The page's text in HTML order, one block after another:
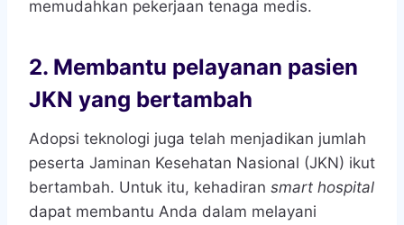
memudahkan pekerjaan tenaga medis.
2. Membantu pelayanan pasien
JKN yang bertambah
Adopsi teknologi juga telah menjadikan jumlah
peserta Jaminan Kesehatan Nasional (JKN) ikut
bertambah. Untuk itu, kehadiran smart hospital
dapat membantu Anda dalam melayani